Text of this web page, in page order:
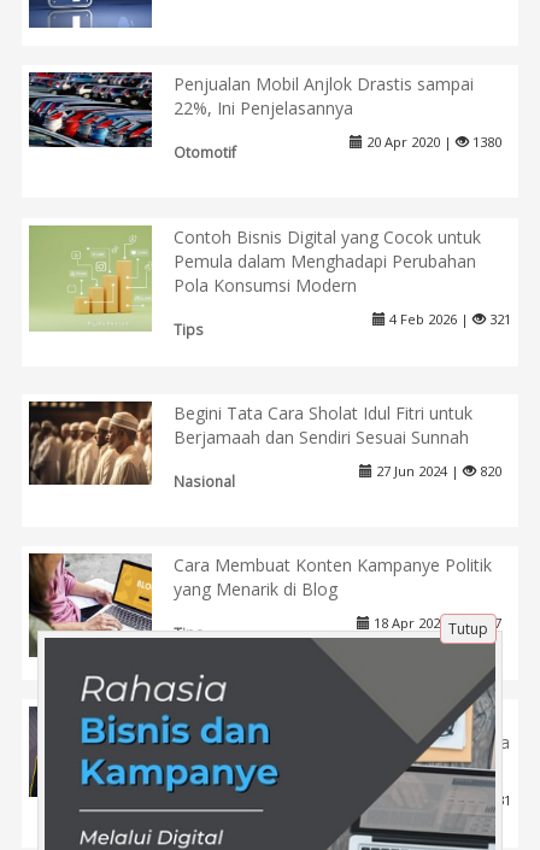
Penjualan Mobil Anjlok Drastis sampai
22%, Ini Penjelasannya
Otomotif
20 Apr 2020 | 1380
Contoh Bisnis Digital yang Cocok untuk
Pemula dalam Menghadapi Perubahan
Pola Konsumsi Modern
Tips
4 Feb 2026 | 321
Begini Tata Cara Sholat Idul Fitri untuk
Berjamaah dan Sendiri Sesuai Sunnah
Nasional
27 Jun 2024 | 820
Cara Membuat Konten Kampanye Politik
yang Menarik di Blog
Tips
18 Apr 2025 | 477
Menguatkan Eksistensi di Era Digital
melalui Strategi Digital Marketing Lembaga
Pendidikan
Pendidikan
12 Feb 2026 | 231
Tutup